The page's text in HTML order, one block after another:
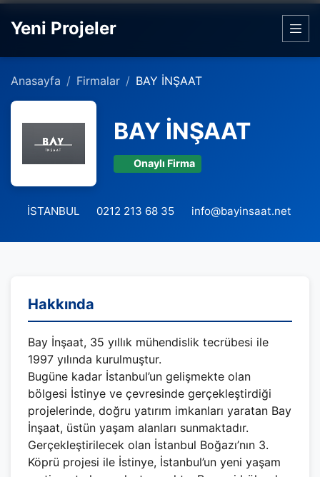
Yeni Projeler
Anasayfa Firmalar BAY İNŞAAT
BAY İNŞAAT
Onaylı Firma
İSTANBUL 0212 213 68 35 info@bayinsaat.net
Hakkında
Bay İnşaat, 35 yıllık mühendislik tecrübesi ile
1997 yılında kurulmuştur.
Bugüne kadar İstanbul’un gelişmekte olan
bölgesi İstinye ve çevresinde gerçekleştirdiği
projelerinde, doğru yatırım imkanları yaratan Bay
İnşaat, üstün yaşam alanları sunmaktadır.
Gerçekleştirilecek olan İstanbul Boğazı’nın 3.
Köprü projesi ile İstinye, İstanbul’un yeni yaşam